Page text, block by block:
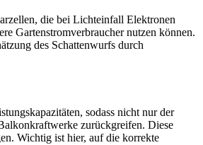
die bei Lichteinfall Elektronen
Gartenstromverbraucher nutzen können.
des Schattenwurfs durch
sodass nicht nur der
zurückgreifen. Diese
Wichtig ist hier, auf die korrekte